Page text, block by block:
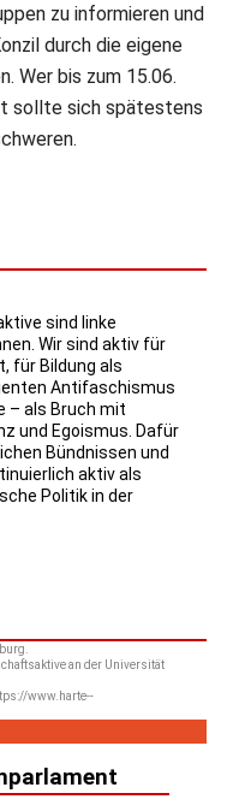
zu informieren und
durch die eigene
Wer bis zum 15.06.
sollte sich spätestens
sind linke
Wir sind aktiv für
für Bildung als
Antifaschismus
– als Bruch mit
und Egoismus. Dafür
Bündnissen und
aktiv als
Politik in der
an der Universität
www.harte--